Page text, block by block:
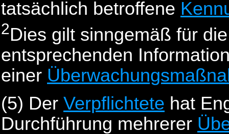
tatsächlich betroffene
2Dies gilt sinngemäß für
entsprechenden
einer
(5) Der Verpflichtete hat
Durchführung mehrerer